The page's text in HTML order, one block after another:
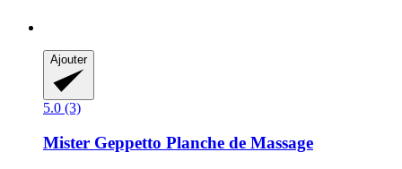
Ajouter
5.0 (3)
Mister Geppetto Planche de Massage